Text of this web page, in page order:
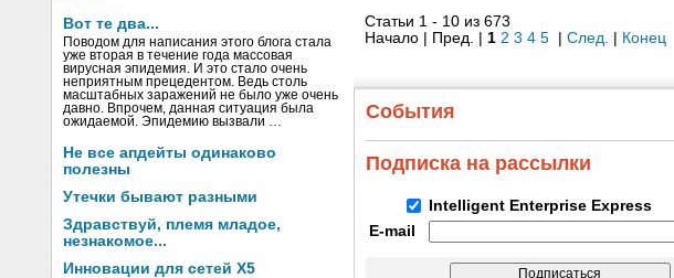
Вот те два...
Поводом для написания этого блога стала
уже вторая в течение года массовая
вирусная эпидемия. И это стало очень
неприятным прецедентом. Ведь столь
масштабных заражений не было уже очень
давно. Впрочем, данная ситуация была
ожидаемой. Эпидемию вызвали …
Не все апдейты одинаково
полезны
Утечки бывают разными
Здравствуй, племя младое,
незнакомое...
Инновации для сетей X5
Статьи 1 - 10 из 673
Начало | Пред. | 1 2 3 4 5 | След. | Конец
События
Подписка на рассылки
Intelligent Enterprise Express
E-mail